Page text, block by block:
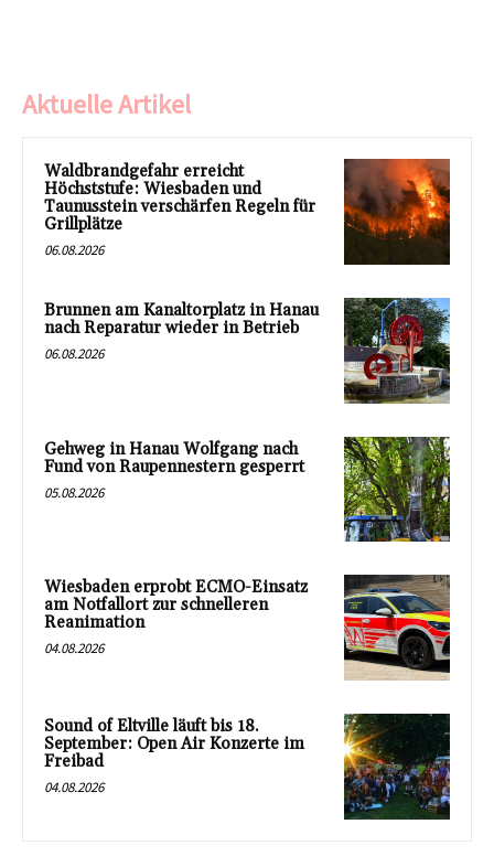
Aktuelle Artikel
Waldbrandgefahr erreicht
Höchststufe: Wiesbaden und
Taunusstein verschärfen Regeln für
Grillplätze
06.08.2026
Brunnen am Kanaltorplatz in Hanau
nach Reparatur wieder in Betrieb
06.08.2026
Gehweg in Hanau Wolfgang nach
Fund von Raupennestern gesperrt
05.08.2026
Wiesbaden erprobt ECMO-Einsatz
am Notfallort zur schnelleren
Reanimation
04.08.2026
Sound of Eltville läuft bis 18.
September: Open Air Konzerte im
Freibad
04.08.2026